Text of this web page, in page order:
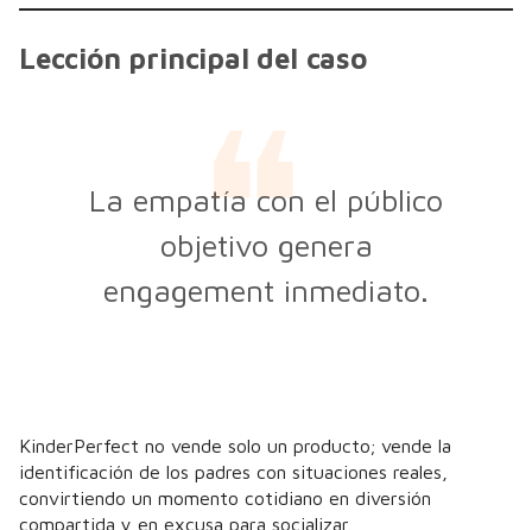
Lección principal del caso
La empatía con el público
objetivo genera
engagement inmediato.
KinderPerfect no vende solo un producto; vende la
identificación de los padres con situaciones reales,
convirtiendo un momento cotidiano en diversión
compartida y en excusa para socializar.